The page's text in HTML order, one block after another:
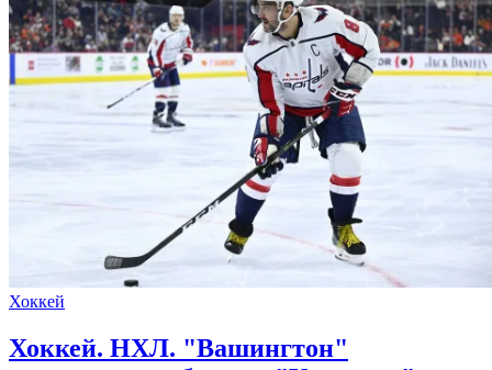
Хоккей
Хоккей. НХЛ. "Вашингтон"